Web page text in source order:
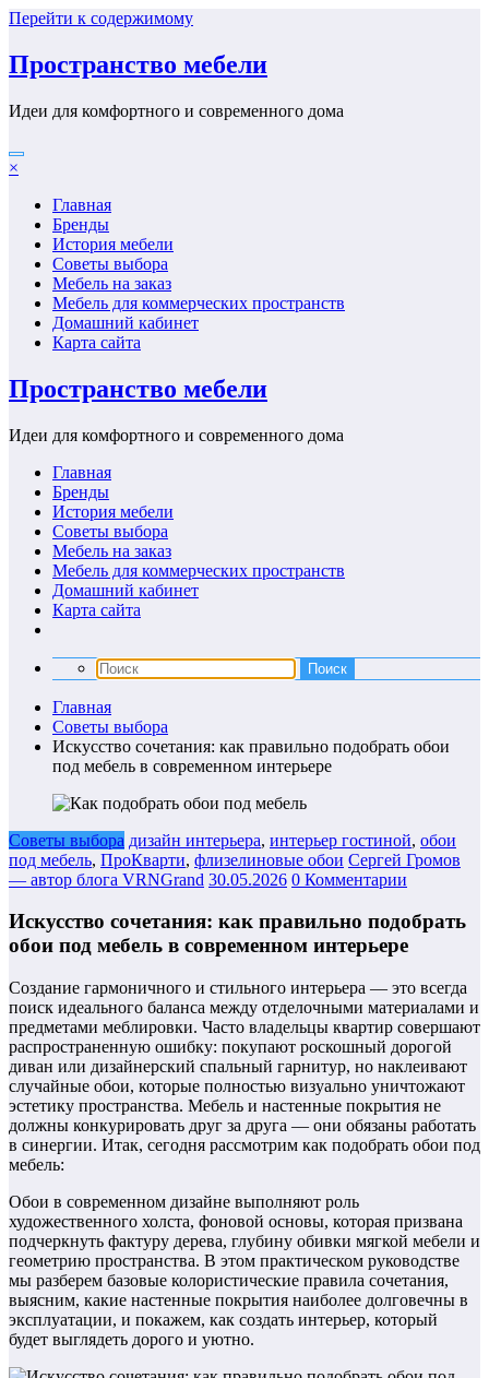
Перейти к содержимому
Пространство мебели
Идеи для комфортного и современного дома
×
Главная
Бренды
История мебели
Советы выбора
Мебель на заказ
Мебель для коммерческих пространств
Домашний кабинет
Карта сайта
Пространство мебели
Идеи для комфортного и современного дома
Главная
Бренды
История мебели
Советы выбора
Мебель на заказ
Мебель для коммерческих пространств
Домашний кабинет
Карта сайта
Главная
Советы выбора
Искусство сочетания: как правильно подобрать обои
под мебель в современном интерьере
Советы выбора дизайн интерьера, интерьер гостиной, обои
под мебель, ПроКварти, флизелиновые обои Сергей Громов
— автор блога VRNGrand 30.05.2026 0 Комментарии
Искусство сочетания: как правильно подобрать
обои под мебель в современном интерьере
Создание гармоничного и стильного интерьера — это всегда
поиск идеального баланса между отделочными материалами и
предметами меблировки. Часто владельцы квартир совершают
распространенную ошибку: покупают роскошный дорогой
диван или дизайнерский спальный гарнитур, но наклеивают
случайные обои, которые полностью визуально уничтожают
эстетику пространства. Мебель и настенные покрытия не
должны конкурировать друг за друга — они обязаны работать
в синергии. Итак, сегодня рассмотрим как подобрать обои под
мебель:
Обои в современном дизайне выполняют роль
художественного холста, фоновой основы, которая призвана
подчеркнуть фактуру дерева, глубину обивки мягкой мебели и
геометрию пространства. В этом практическом руководстве
мы разберем базовые колористические правила сочетания,
выясним, какие настенные покрытия наиболее долговечны в
эксплуатации, и покажем, как создать интерьер, который
будет выглядеть дорого и уютно.